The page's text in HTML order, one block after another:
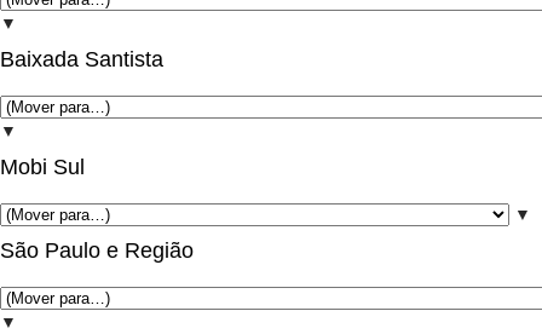
▼
Baixada Santista
▼
Mobi Sul
▼
São Paulo e Região
▼